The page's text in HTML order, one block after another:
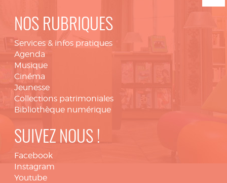
NOS RUBRIQUES
Services & infos pratiques
Agenda
Musique
Cinéma
Jeunesse
Collections patrimoniales
Bibliothèque numérique
SUIVEZ NOUS !
Facebook
Instagram
Youtube